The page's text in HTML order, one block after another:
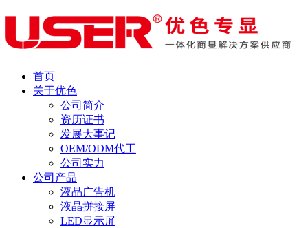
首页
关于优色
公司简介
资历证书
发展大事记
OEM/ODM代工
公司实力
公司产品
液晶广告机
液晶拼接屏
LED显示屏